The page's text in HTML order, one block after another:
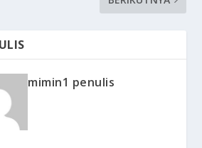
mimin1 penulis